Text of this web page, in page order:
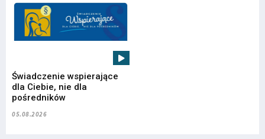
Świadczenie wspierające
dla Ciebie, nie dla
pośredników
05.08.2026